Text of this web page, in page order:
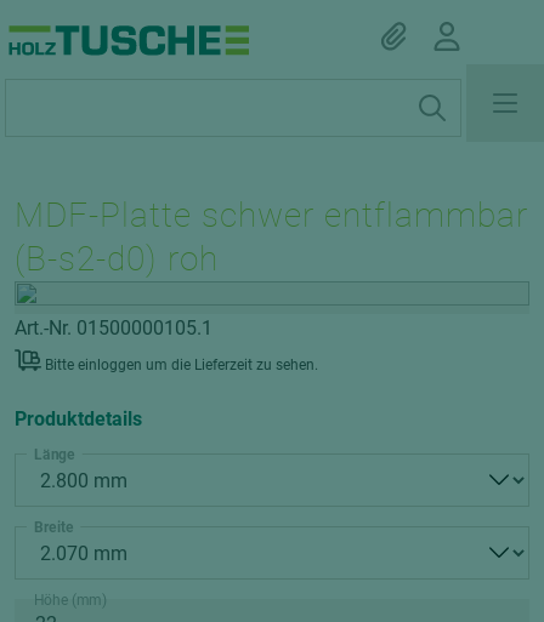
MDF-Platte schwer entflammbar
(B-s2-d0) roh
Art.-Nr. 01500000105.1
Bitte einloggen um die Lieferzeit zu sehen.
Produktdetails
Länge
Breite
Höhe (mm)